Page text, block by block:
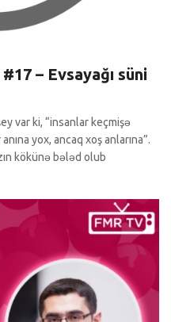
– Evsayağı süni
var ki, “insanlar keçmişə
yox, ancaq xoş anlarına”.
kökünə bələd olub